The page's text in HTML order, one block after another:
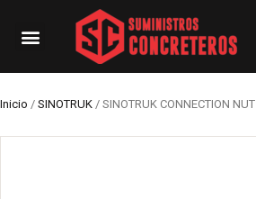
Inicio / SINOTRUK / SINOTRUK CONNECTION NUT